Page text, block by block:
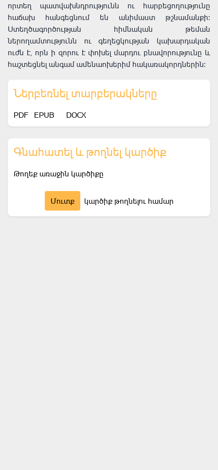
որտեղ պատվախնդրությունն ու հարբեցողությունը
հաճախ հանգեցնում են անիմաստ թշնամանքի:
Ստեղծագործության հիմնական թեման
ներողամտությունն ու գեղեցկության կախարդական
ուժն է, որն ի զորու է փոխել մարդու բնավորությունը և
հաշտեցնել անգամ ամենաոխերիմ հակառակորդներին:
Ներբեռնել տարբերակները
PDF EPUB DOCX
Գնահատել և թողնել կարծիք
Թողեք առաջին կարծիքը
Մուտք կարծիք թողնելու համար